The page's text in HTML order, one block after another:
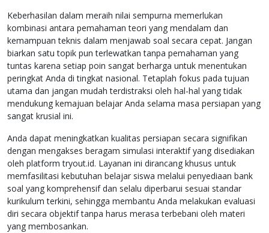
Keberhasilan dalam meraih nilai sempurna memerlukan
kombinasi antara pemahaman teori yang mendalam dan
kemampuan teknis dalam menjawab soal secara cepat. Jangan
biarkan satu topik pun terlewatkan tanpa pemahaman yang
tuntas karena setiap poin sangat berharga untuk menentukan
peringkat Anda di tingkat nasional. Tetaplah fokus pada tujuan
utama dan jangan mudah terdistraksi oleh hal-hal yang tidak
mendukung kemajuan belajar Anda selama masa persiapan yang
sangat krusial ini.
Anda dapat meningkatkan kualitas persiapan secara signifikan
dengan mengakses beragam simulasi interaktif yang disediakan
oleh platform tryout.id. Layanan ini dirancang khusus untuk
memfasilitasi kebutuhan belajar siswa melalui penyediaan bank
soal yang komprehensif dan selalu diperbarui sesuai standar
kurikulum terkini, sehingga membantu Anda melakukan evaluasi
diri secara objektif tanpa harus merasa terbebani oleh materi
yang membosankan.